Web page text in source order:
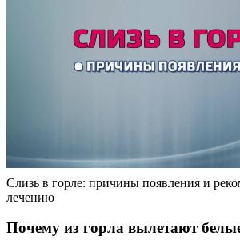
Слизь в горле: причины появления и
лечению
Почему из горла вылетают